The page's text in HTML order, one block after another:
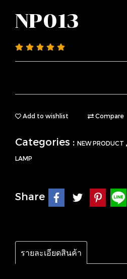
NP013
Add to wishlist Compare
Categories : NEW PRODUCT ,
LAMP
Share
รายละเอียดสินค้า